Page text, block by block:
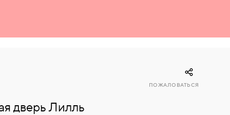
дверь Лилль
ПОЖАЛОВАТЬСЯ